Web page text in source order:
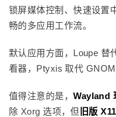
锁屏媒体控制、快速设置
畅的多应用工作流。
默认应用方面，Loupe 替
看器，Ptyxis 取代
值得注意的是，Wayland
除 Xorg 选项，但 旧版